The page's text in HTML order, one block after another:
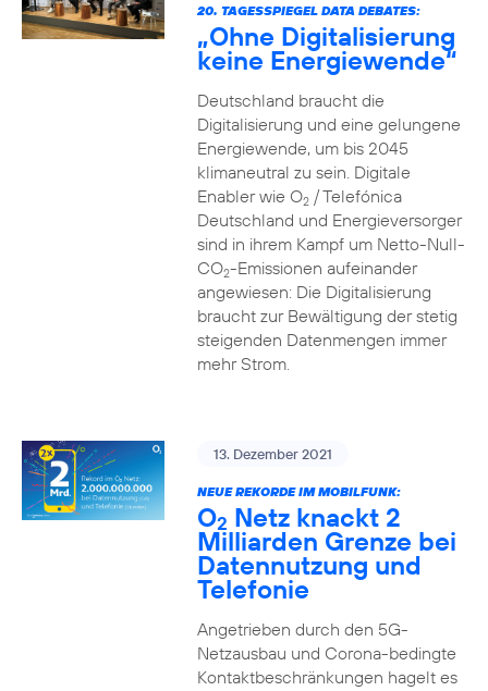
20. TAGESSPIEGEL DATA DEBATES:
„Ohne Digitalisierung
keine Energiewende“
Deutschland braucht die
Digitalisierung und eine gelungene
Energiewende, um bis 2045
klimaneutral zu sein. Digitale
Enabler wie O2/ Telefónica
Deutschland und Energieversorger
sind in ihrem Kampf um Netto-Null-
CO2-Emissionen aufeinander
angewiesen: Die Digitalisierung
braucht zur Bewältigung der stetig
steigenden Datenmengen immer
mehr Strom.
13. Dezember 2021
NEUE REKORDE IM MOBILFUNK:
O2 Netz knackt 2
Milliarden Grenze bei
Datennutzung und
Telefonie
Angetrieben durch den 5G-
Netzausbau und Corona-bedingte
Kontaktbeschränkungen hagelt es